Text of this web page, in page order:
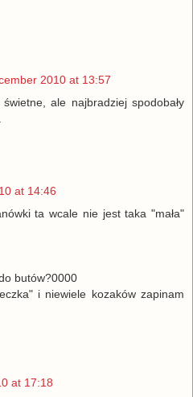
2010 at 13:57
ale najbradziej spodobały
at 14:46
ta wcale nie jest taka "mała"
butów?0000
i niewiele kozaków zapinam
at 17:18